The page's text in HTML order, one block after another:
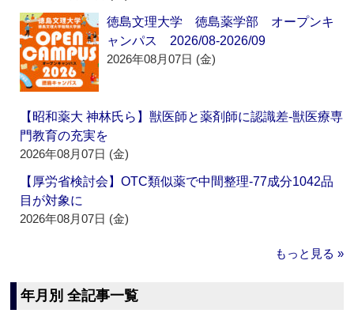
徳島文理大学 徳島薬学部 オープンキ
ャンパス 2026/08-2026/09
2026年08月07日 (金)
【昭和薬大 神林氏ら】獣医師と薬剤師に認識差‐獣医療専
門教育の充実を
2026年08月07日 (金)
【厚労省検討会】OTC類似薬で中間整理‐77成分1042品
目が対象に
2026年08月07日 (金)
もっと見る »
年月別 全記事一覧